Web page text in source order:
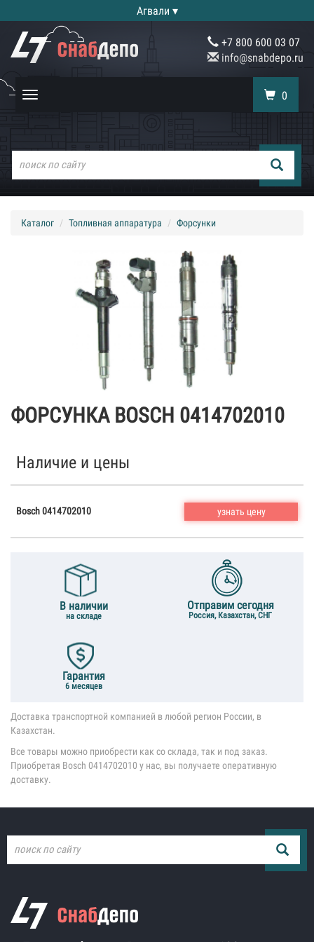
Агвали ▾
+7 800 600 03 07
info@snabdepo.ru
Toggle
0
Каталог Топливная аппаратура Форсунки
ФОРСУНКА BOSCH 0414702010
Наличие и цены
Bosch 0414702010 узнать цену
В наличии
на складе
Отправим сегодня
Россия, Казахстан, СНГ
Гарантия
6 месяцев
Доставка транспортной компанией в любой регион России, в
Казахстан.
Все товары можно приобрести как со склада, так и под заказ.
Приобретая Bosch 0414702010 у нас, вы получаете оперативную
доставку.